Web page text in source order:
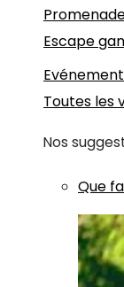
Escape
Toutes les
Nos
Que